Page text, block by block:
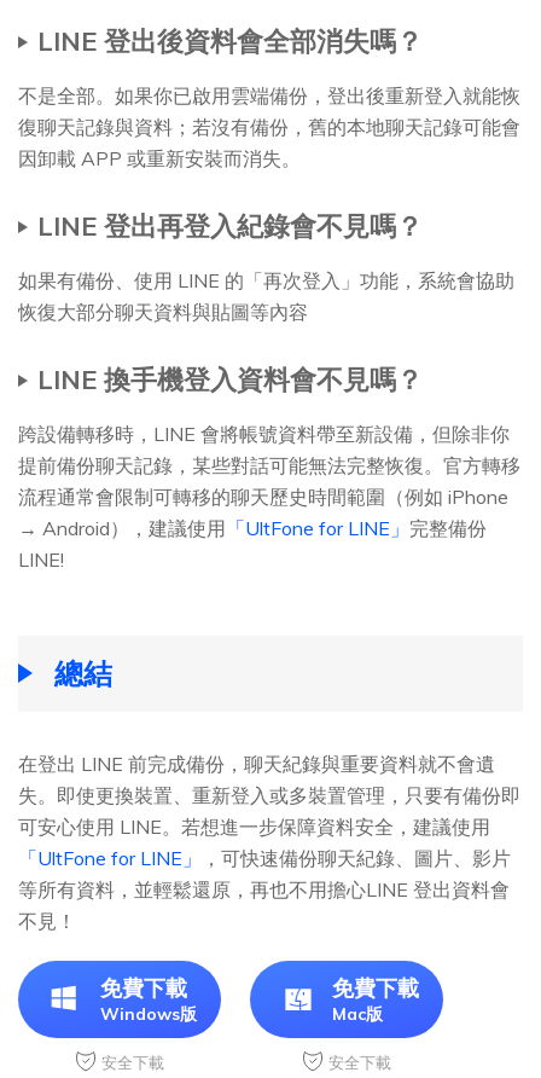
LINE 登出後資料會全部消失嗎？
不是全部。如果你已啟用雲端備份，登出後重新登入就能恢
復聊天記錄與資料；若沒有備份，舊的本地聊天記錄可能會
因卸載 APP 或重新安裝而消失。
LINE 登出再登入紀錄會不見嗎？
如果有備份、使用 LINE 的「再次登入」功能，系統會協助
恢復大部分聊天資料與貼圖等內容
LINE 換手機登入資料會不見嗎？
跨設備轉移時，LINE 會將帳號資料帶至新設備，但除非你
提前備份聊天記錄，某些對話可能無法完整恢復。官方轉移
流程通常會限制可轉移的聊天歷史時間範圍（例如 iPhone
→ Android），建議使用 「UltFone for LINE」 完整備份
LINE!
總結
在登出 LINE 前完成備份，聊天紀錄與重要資料就不會遺
失。即使更換裝置、重新登入或多裝置管理，只要有備份即
可安心使用 LINE。若想進一步保障資料安全，建議使用
「UltFone for LINE」
，可快速備份聊天紀錄、圖片、影片
等所有資料，並輕鬆還原，再也不用擔心LINE 登出資料會
不見！
免費下載
Windows版
安全下載
免費下載
Mac版
安全下載